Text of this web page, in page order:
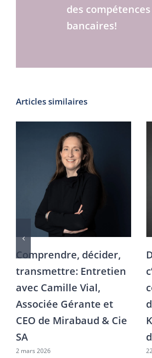
des
bancaires!
Articles similaires
Comprendre, décider,
transmettre: Entretien
avec Camille Vial,
Associée Gérante et
CEO de Mirabaud & Cie
SA
2 mars 2026